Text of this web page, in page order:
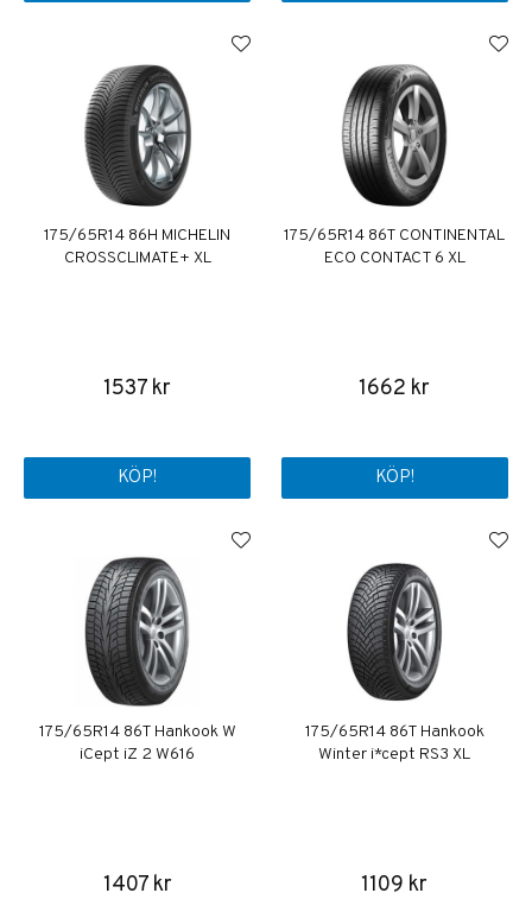
175/65R14 86H MICHELIN
CROSSCLIMATE+ XL
1537 kr
KÖP!
175/65R14 86T CONTINENTAL
ECO CONTACT 6 XL
1662 kr
KÖP!
175/65R14 86T Hankook W
iCept iZ 2 W616
1407 kr
175/65R14 86T Hankook
Winter i*cept RS3 XL
1109 kr